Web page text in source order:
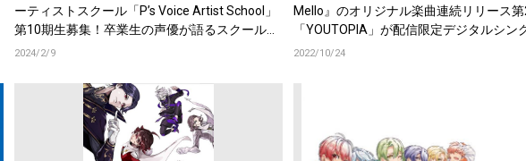
ーティストスクール「P’s Voice Artist School」
第10期生募集！卒業生の声優が語るスクールの
魅力!!
2024/2/9
Mello』のオリジナル楽曲連続リリース
「YOUTOPIA」が配信限定デジタルシン
10月26日にリリース！
2022/10/24